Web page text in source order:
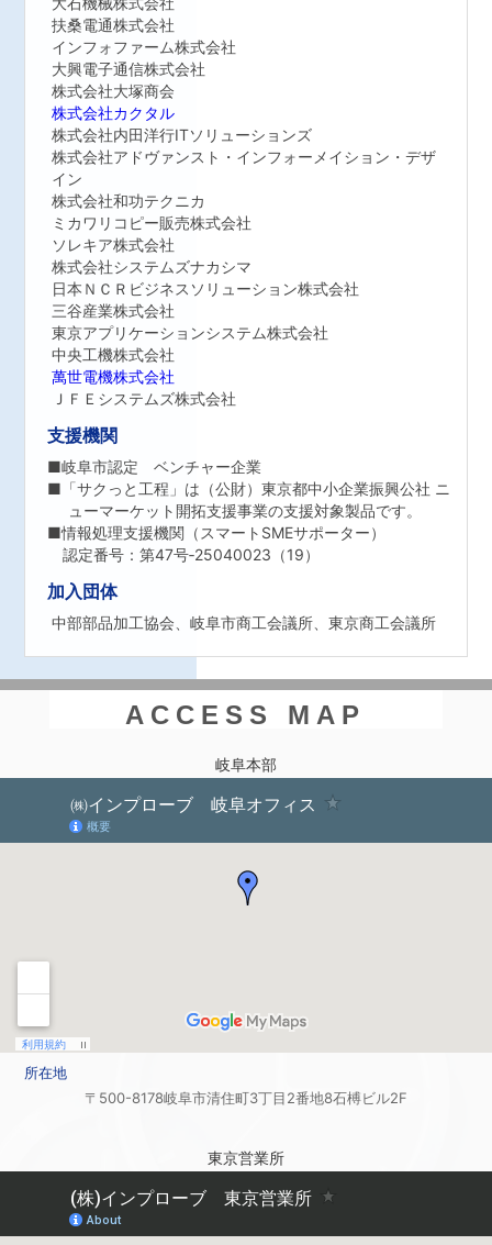
扶桑電通株式会社
インフォファーム株式会社
大興電子通信株式会社
株式会社大塚商会
株式会社カクタル
株式会社内田洋行ITソリューションズ
株式会社アドヴァンスト・インフォーメイション・デザ
イン
株式会社和功テクニカ
ミカワリコピー販売株式会社
ソレキア株式会社
株式会社システムズナカシマ
日本ＮＣＲビジネスソリューション株式会社
三谷産業株式会社
東京アプリケーションシステム株式会社
中央工機株式会社
萬世電機株式会社
ＪＦＥシステムズ株式会社
支援機関
■岐阜市認定 ベンチャー企業
■「サクっと工程」は（公財）東京都中小企業振興公社 ニ
ューマーケット開拓支援事業の支援対象製品です。
■情報処理支援機関（スマートSMEサポーター）
認定番号：第47号‐25040023（19）
加入団体
中部部品加工協会、岐阜市商工会議所、東京商工会議所
ACCESS MAP
岐阜本部
所在地
〒500-8178岐阜市清住町3丁目2番地8石榑ビル2F
東京営業所